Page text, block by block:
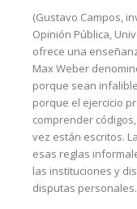
(Gustavo Campos,
Opinión Pública,
ofrece una
Max Weber
porque sean
porque el ejercicio
comprender
vez están escritos.
esas reglas
las instituciones y
disputas personales.